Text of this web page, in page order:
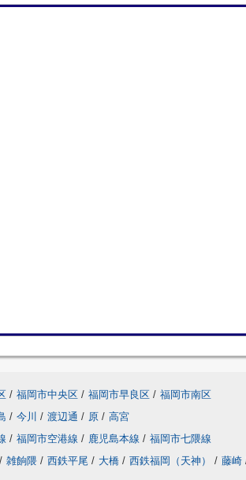
/ 福岡市中央区 / 福岡市早良区 / 福岡市南区
/ 今川 / 渡辺通 / 原 / 高宮
/ 福岡市空港線 / 鹿児島本線 / 福岡市七隈線
/ 雑餉隈 / 西鉄平尾 / 大橋 / 西鉄福岡（天神） / 藤崎